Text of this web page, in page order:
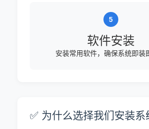
软件安装
安装常用软件，确保系统即装
✅ 为什么选择我们安装系